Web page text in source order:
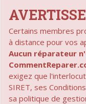
Certains membres
à distance pour vos
Aucun réparateur
exigez que
SIRET, ses
sa politique de